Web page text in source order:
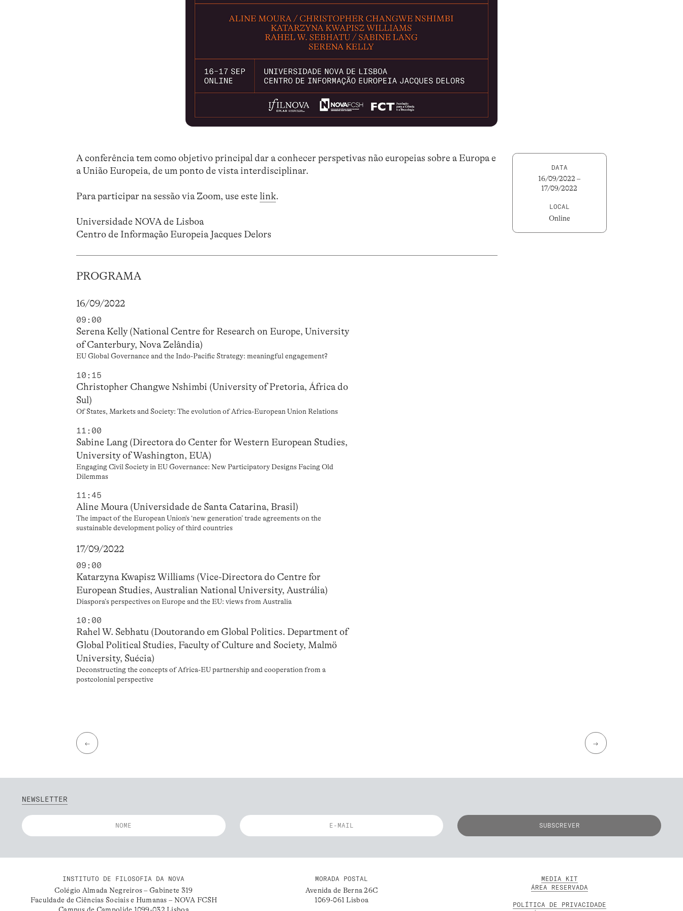
A conferência tem como objetivo principal dar a conhecer perspetivas não europeias sobre a Europa e
a União Europeia, de um ponto de vista interdisciplinar.
Para participar na sessão via Zoom, use estelink.
Universidade NOVA de Lisboa
Centro de Informação Europeia Jacques Delors
PROGRAMA
16/09/2022
09:00
Serena Kelly (National Centre for Research on Europe, University
of Canterbury, Nova Zelândia)
EU Global Governance and the Indo-Pacific Strategy: meaningful engagement?
10:15
Christopher Changwe Nshimbi (University of Pretoria, África do
Sul)
Of States, Markets and Society: The evolution of Africa-European Union Relations
11:00
Sabine Lang (Directora do Center for Western European Studies,
University of Washington, EUA)
Engaging Civil Society in EU Governance: New Participatory Designs Facing Old
Dilemmas
11:45
Aline Moura (Universidade de Santa Catarina, Brasil)
The impact of the European Union's ‘new generation’ trade agreements on the
sustainable development policy of third countries
17/09/2022
09:00
Katarzyna Kwapisz Williams (Vice-Directora do Centre for
European Studies, Australian National University, Austrália)
Diaspora’s perspectives on Europe and the EU: views from Australia
10:00
Rahel W. Sebhatu (Doutorando em Global Politics. Department of
Global Political Studies, Faculty of Culture and Society, Malmö
University, Suécia)
Deconstructing the concepts of Africa-EU partnership and cooperation from a
postcolonial perspective
DATA
16/09/2022 –
17/09/2022
LOCAL
Online
← →
NEWSLETTER
INSTITUTO DE FILOSOFIA DA NOVA
Colégio Almada Negreiros – Gabinete 319
Faculdade de Ciências Sociais e Humanas – NOVA FCSH
MORADA POSTAL
Avenida de Berna 26C
1069-061 Lisboa
MEDIA KIT
ÁREA RESERVADA
POLÍTICA DE PRIVACIDADE